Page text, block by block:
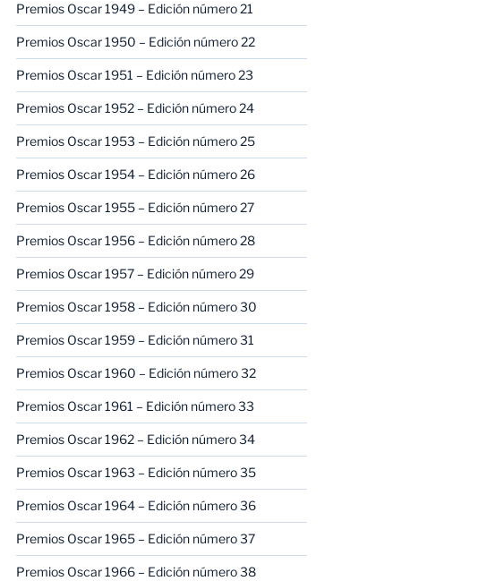
Premios Oscar 1949 – Edición número 21
Premios Oscar 1950 – Edición número 22
Premios Oscar 1951 – Edición número 23
Premios Oscar 1952 – Edición número 24
Premios Oscar 1953 – Edición número 25
Premios Oscar 1954 – Edición número 26
Premios Oscar 1955 – Edición número 27
Premios Oscar 1956 – Edición número 28
Premios Oscar 1957 – Edición número 29
Premios Oscar 1958 – Edición número 30
Premios Oscar 1959 – Edición número 31
Premios Oscar 1960 – Edición número 32
Premios Oscar 1961 – Edición número 33
Premios Oscar 1962 – Edición número 34
Premios Oscar 1963 – Edición número 35
Premios Oscar 1964 – Edición número 36
Premios Oscar 1965 – Edición número 37
Premios Oscar 1966 – Edición número 38